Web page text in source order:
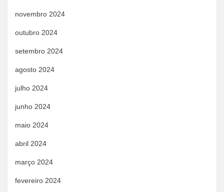
novembro 2024
outubro 2024
setembro 2024
agosto 2024
julho 2024
junho 2024
maio 2024
abril 2024
março 2024
fevereiro 2024